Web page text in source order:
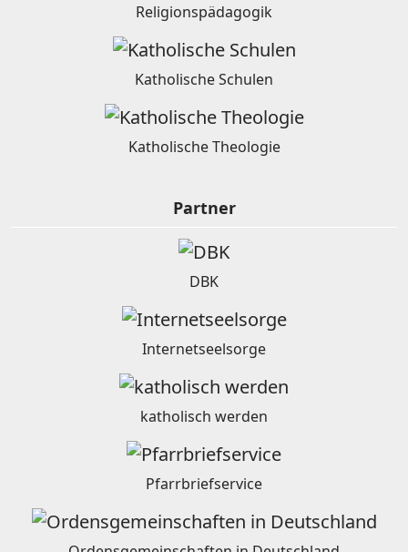
Religionspädagogik
Katholische Schulen
Katholische Theologie
Partner
DBK
Internetseelsorge
katholisch werden
Pfarrbriefservice